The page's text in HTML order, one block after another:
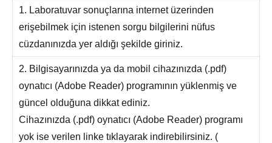
1. Laboratuvar sonuçlarına internet üzerinden
erişebilmek için istenen sorgu bilgilerini nüfus
cüzdanınızda yer aldığı şekilde giriniz.
2. Bilgisayarınızda ya da mobil cihazınızda (.pdf)
oynatıcı (Adobe Reader) programının yüklenmiş ve
güncel olduğuna dikkat ediniz.
Cihazınızda (.pdf) oynatıcı (Adobe Reader) programı
yok ise verilen linke tıklayarak indirebilirsiniz. (